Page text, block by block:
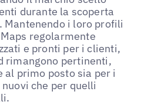
durante la scoperta
Mantenendo i loro profili
regolarmente
e pronti per i clienti,
rimangono pertinenti,
al primo posto sia per i
che per quelli